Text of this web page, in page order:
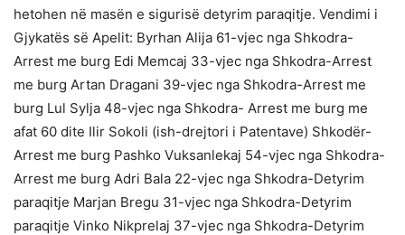
hetohen në masën e sigurisë detyrim paraqitje. Vendimi i
Gjykatës së Apelit: Byrhan Alija 61-vjec nga Shkodra-
Arrest me burg Edi Memcaj 33-vjec nga Shkodra-Arrest
me burg Artan Dragani 39-vjec nga Shkodra-Arrest me
burg Lul Sylja 48-vjec nga Shkodra- Arrest me burg me
afat 60 dite Ilir Sokoli (ish-drejtori i Patentave) Shkodër-
Arrest me burg Pashko Vuksanlekaj 54-vjec nga Shkodra-
Arrest me burg Adri Bala 22-vjec nga Shkodra-Detyrim
paraqitje Marjan Bregu 31-vjec nga Shkodra-Detyrim
paraqitje Vinko Nikprelaj 37-vjec nga Shkodra-Detyrim